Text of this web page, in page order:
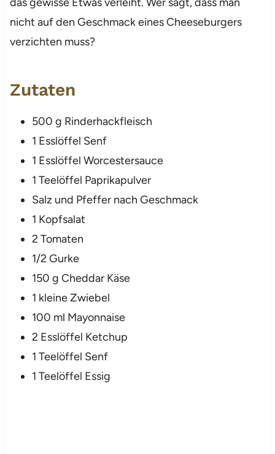
nicht auf den Geschmack eines Cheeseburgers
verzichten muss?
Zutaten
500 g Rinderhackfleisch
1 Esslöffel Senf
1 Esslöffel Worcestersauce
1 Teelöffel Paprikapulver
Salz und Pfeffer nach Geschmack
1 Kopfsalat
2 Tomaten
1/2 Gurke
150 g Cheddar Käse
1 kleine Zwiebel
100 ml Mayonnaise
2 Esslöffel Ketchup
1 Teelöffel Senf
1 Teelöffel Essig